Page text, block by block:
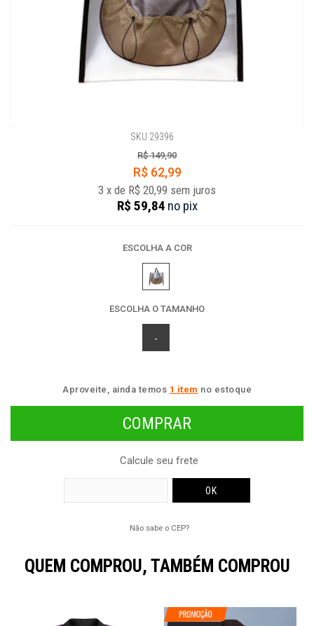
SKU 29396
R$ 149,90
R$ 62,99
3 x de R$ 20,99 sem juros
R$ 59,84 no pix
ESCOLHA A COR
ESCOLHA O TAMANHO
-
Aproveite, ainda temos 1 item no estoque
Calcule seu frete
Não sabe o CEP?
QUEM COMPROU, TAMBÉM COMPROU